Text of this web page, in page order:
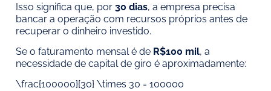
Isso significa que, por 30 dias, a empresa precisa
bancar a operação com recursos próprios antes de
recuperar o dinheiro investido.
Se o faturamento mensal é de R$100 mil, a
necessidade de capital de giro é aproximadamente:
\frac{100000}{30} \times 30 = 100000